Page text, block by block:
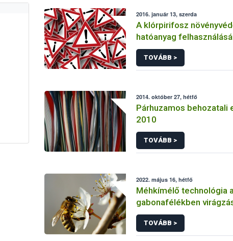
2016. január 13, szerda
A klórpirifosz
hatóanyag
korlátozása
TOVÁBB >
2014. október 27, hétfő
Párhuzamos behozatali
2010
TOVÁBB >
2022. május 16, hétfő
Méhkímélő technológia
gabonafélékben
TOVÁBB >